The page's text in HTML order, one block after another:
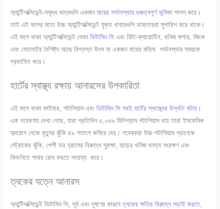
অ্যান্টিঅক্সিডেন্ট-সমৃদ্ধ খাদ্যগুলি একজনমায়ের গর্ভাবস্থায় গুরুত্বপূর্ণ ভূমিকা পালন করে।
তাই এই ফলের মতো উচ্চ অ্যান্টিঅক্সিডেন্ট যুক্ত খাবারগুলি ডাক্তাররা সুপারিশ করে থাকে।
এই ফলে থাকা অ্যান্টিঅক্সিডেন্ট যেমনভিটামিন সি এবং বিটা-ক্যারোটিন, খনিজ কপার, জিংক
এবং ফোলেটের বৈশিষ্ট্য আছে বিশ্বস্ত উৎস যা একজন মায়ের মহিলা গর্ভাবস্থার সময়কে
প্রভাবিত করে।
হার্টের স্বাস্থ্য রক্ষায় আনারসের উপকারিতা
এই ফলে থাকা ফাইবার, পটাসিয়াম এবংভিটামিন সি সবই হার্টের স্বাস্থ্যের উন্নতি ঘটায় ।
এক গবেষণায় দেখা গেছে, যারা প্রতিদিন ৫,০৬৯ মিলিগ্রাম পটাশিয়াম খায় তারা ইসকেমিক
হৃদরোগ থেকে মৃত্যুর ঝুঁকি ৪৯ শতাংশ কমিয়ে দেয়। গবেষকরা উচ্চ পটাসিয়াম গ্রহণকে
স্ট্রোকের ঝুঁকি, পেশী ভর হ্রাসের বিরুদ্ধে সুরক্ষা, হাড়ের খনিজ ঘনত্ব সংরক্ষণ এবং
কিডনিতে পাথর রোধ করতে সাহায্য করে।
ত্বকের যত্নে আনারস
অ্যান্টিঅক্সিডেন্ট ভিটামিন সি, সূর্য এবং দূষণের কারনেত্বকের ক্ষতির বিরুদ্ধে লড়াই করতে,